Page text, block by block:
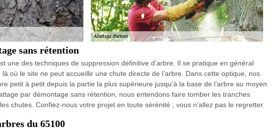
sans rétention
une des techniques de suppression définitive d’arbre. Il se pratique en général
où le site ne peut accueillir une chute directe de l’arbre. Dans cette optique, nos
petit à petit depuis la partie la plus supérieure jusqu’à la base de l’arbre au moyen
par démontage sans rétention, nous entendons faire tomber les tranches
chutes. Confiez-nous votre projet en toute sérénité ; vous n’allez pas le regretter.
du 65100